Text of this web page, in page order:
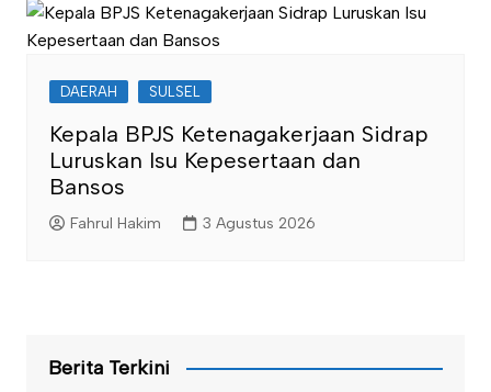
DAERAH SULSEL
Kepala BPJS Ketenagakerjaan Sidrap
Luruskan Isu Kepesertaan dan
Bansos
Fahrul Hakim 3 Agustus 2026
Berita Terkini